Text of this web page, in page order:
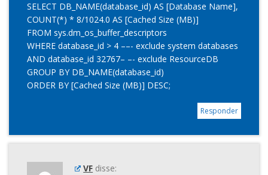
SELECT DB_NAME(database_id) AS [Database Name],
COUNT(*) * 8/1024.0 AS [Cached Size (MB)]
FROM sys.dm_os_buffer_descriptors
WHERE database_id > 4 ––- exclude system databases
AND database_id 32767– –- exclude ResourceDB
GROUP BY DB_NAME(database_id)
ORDER BY [Cached Size (MB)] DESC;
Responder
VF disse: